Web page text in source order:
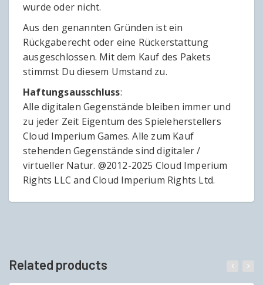
wurde oder nicht.
Aus den genannten Gründen ist ein
Rückgaberecht oder eine Rückerstattung
ausgeschlossen. Mit dem Kauf des Pakets
stimmst Du diesem Umstand zu.
Haftungsausschluss:
Alle digitalen Gegenstände bleiben immer und
zu jeder Zeit Eigentum des Spieleherstellers
Cloud Imperium Games. Alle zum Kauf
stehenden Gegenstände sind digitaler /
virtueller Natur. @2012-2025 Cloud Imperium
Rights LLC and Cloud Imperium Rights Ltd.
Related products